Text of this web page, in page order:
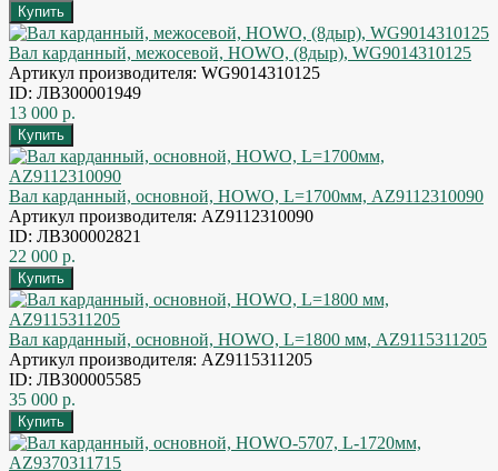
Вал карданный, межосевой, HOWO, (8дыр), WG9014310125
Артикул производителя: WG9014310125
ID: ЛВЗ00001949
13 000 р.
Вал карданный, основной, HOWO, L=1700мм, AZ9112310090
Артикул производителя: AZ9112310090
ID: ЛВЗ00002821
22 000 р.
Вал карданный, основной, HOWO, L=1800 мм, AZ9115311205
Артикул производителя: AZ9115311205
ID: ЛВЗ00005585
35 000 р.